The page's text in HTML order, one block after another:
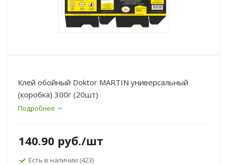
Клей обойный Doktor MARTIN универсальный
(коробка) 300г (20шт)
Подробнее
140.90 руб./шт
Есть в наличии (423)